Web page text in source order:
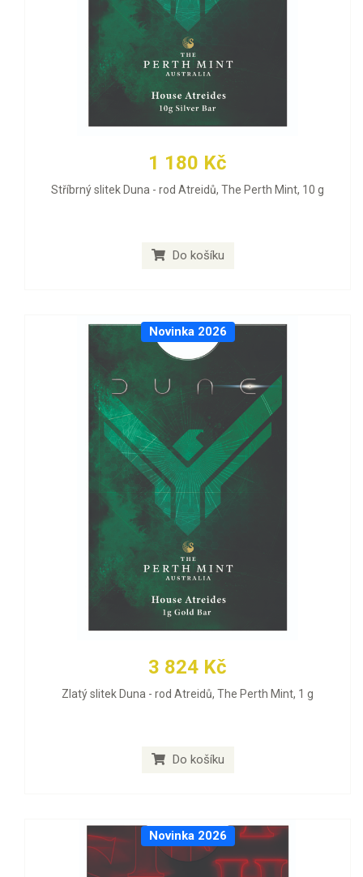
1 180 Kč
Stříbrný slitek Duna - rod Atreidů, The Perth Mint, 10 g
Do košíku
Novinka 2026
3 824 Kč
Zlatý slitek Duna - rod Atreidů, The Perth Mint, 1 g
Do košíku
Novinka 2026